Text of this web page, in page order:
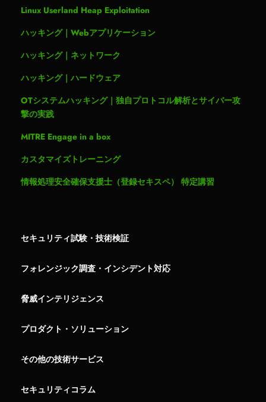
Linux Userland Heap Exploitation
ハッキング｜Webアプリケーション
ハッキング｜ネットワーク
ハッキング｜ハードウェア
OTシステムハッキング｜独自プロトコル解析とサイバー攻
撃の実践
MITRE Engage in a box
カスタマイズトレーニング
情報処理安全確保支援士（登録セキスペ） 特定講習
セキュリティ試験・技術検証
フォレンジック調査・インシデント対応
脅威インテリジェンス
プロダクト・ソリューション
その他の技術サービス
セキュリティコラム